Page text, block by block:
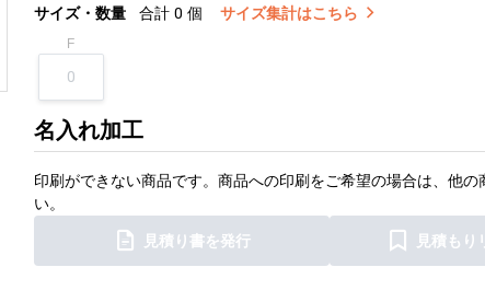
サイズ・数量 合計 0 個 サイズ集計はこちら
F
名入れ加工
印刷ができない商品です。商品への印刷をご希望の場合は、他の
い。
見積り書を発行 見積もり